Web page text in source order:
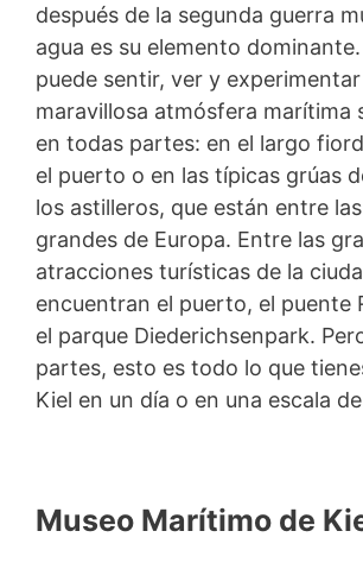
después de la segunda guerra
agua es su elemento
puede sentir, ver y
maravillosa atmósfera marítima
en todas partes: en el largo
el puerto o en las típicas grúas
los astilleros, que están entre
grandes de Europa. Entre las
atracciones turísticas de la
encuentran el puerto, el puente
el parque Diederichsenpark.
partes, esto es todo lo que
Kiel en un día o en una escala
Museo Marítimo de